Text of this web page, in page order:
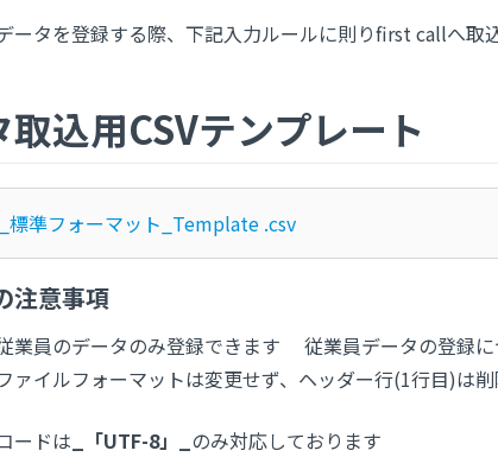
ータを登録する際、下記入力ルールに則りfirst callへ取
込用CSVテンプレート
標準フォーマット_Template .csv
注意事項
業員のデータのみ登録できます 従業員データの登録
ァイルフォーマットは変更せず、ヘッダー行(1行目)は
ードは _「UTF-8」_ のみ対応しております